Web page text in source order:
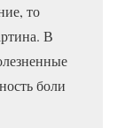
то
В
боли